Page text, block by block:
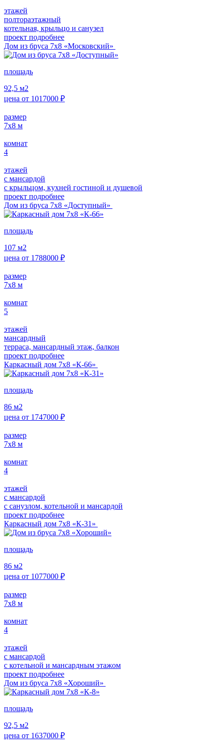
этажей
полтораэтажный
котельная, крыльцо и санузел
проект подробнее
Дом из бруса 7х8 «Московский»
площадь
92,5 м2
цена от 1017000 ₽
размер
7х8 м
комнат
4
этажей
с мансардой
с крыльцом, кухней гостиной и душевой
проект подробнее
Дом из бруса 7х8 «Доступный»
площадь
107 м2
цена от 1788000 ₽
размер
7х8 м
комнат
5
этажей
мансардный
терраса, мансардный этаж, балкон
проект подробнее
Каркасный дом 7х8 «К-66»
площадь
86 м2
цена от 1747000 ₽
размер
7х8 м
комнат
4
этажей
с мансардой
с санузлом, котельной и мансардой
проект подробнее
Каркасный дом 7х8 «К-31»
площадь
86 м2
цена от 1077000 ₽
размер
7х8 м
комнат
4
этажей
с мансардой
с котельной и мансардным этажом
проект подробнее
Дом из бруса 7х8 «Хороший»
площадь
92,5 м2
цена от 1637000 ₽